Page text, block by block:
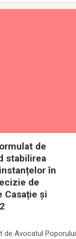
de
stabilirea
în
de
Casație și
Avocatul Poporului